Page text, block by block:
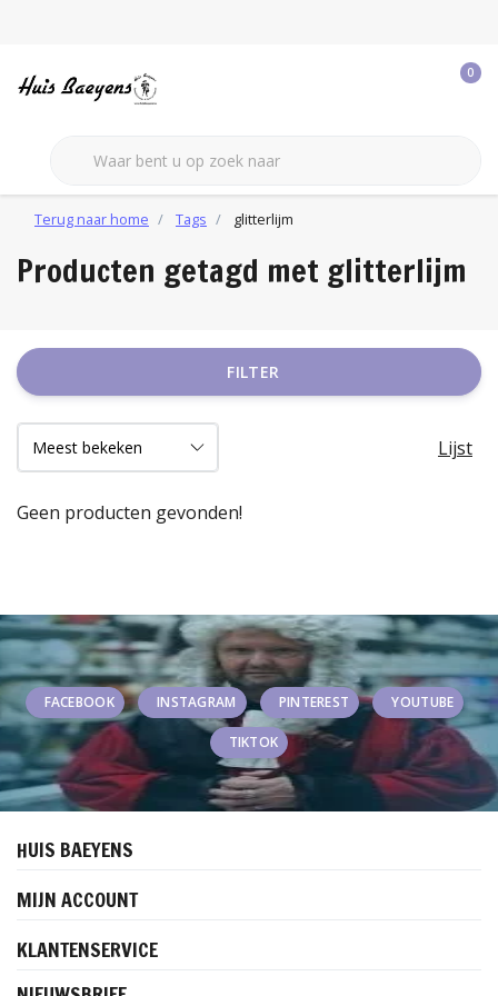
0
Terug naar home Tags glitterlijm
Producten getagd met glitterlijm
FILTER
Lijst
Geen producten gevonden!
FACEBOOK INSTAGRAM PINTEREST YOUTUBE
TIKTOK
HUIS BAEYENS
MIJN ACCOUNT
KLANTENSERVICE